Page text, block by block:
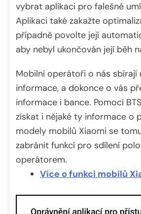
vybrat aplikaci pro falešné
Aplikaci také zakažte
případně povolte její
aby nebyl ukončován její běh
Mobilní operátoři o nás sbírají
informace, a dokonce o vás
informace i bance. Pomocí
získat i nějaké ty informace o
modely mobilů Xiaomi se
zabránit funkcí pro sdílení
operátorem.
Více o funkci mobilů